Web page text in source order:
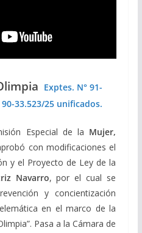
Exptes. N° 91-
33.523/25 unificados.
Especial de la Mujer,
con modificaciones el
y el Proyecto de Ley de la
Navarro, por el cual se
y concientización
en el marco de la
Pasa a la Cámara de